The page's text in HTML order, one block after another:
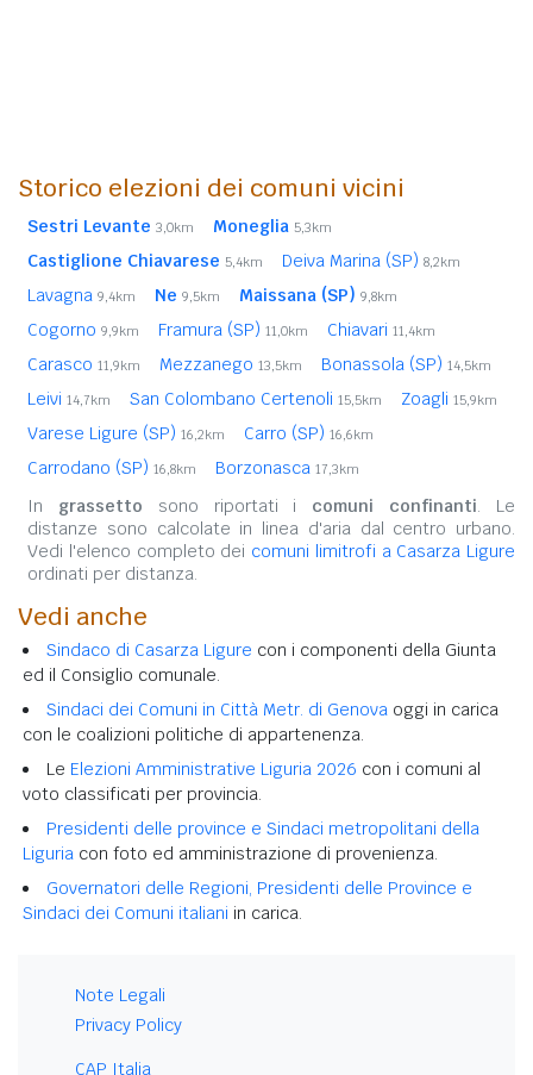
Storico elezioni dei comuni vicini
Sestri Levante 3,0km Moneglia 5,3km
Castiglione Chiavarese 5,4km Deiva Marina (SP) 8,2km
Lavagna 9,4km Ne 9,5km Maissana (SP) 9,8km
Cogorno 9,9km Framura (SP) 11,0km Chiavari 11,4km
Carasco 11,9km Mezzanego 13,5km Bonassola (SP) 14,5km
Leivi 14,7km San Colombano Certenoli 15,5km Zoagli 15,9km
Varese Ligure (SP) 16,2km Carro (SP) 16,6km
Carrodano (SP) 16,8km Borzonasca 17,3km
In grassetto sono riportati i comuni confinanti. Le
distanze sono calcolate in linea d'aria dal centro urbano.
Vedi l'elenco completo dei comuni limitrofi a Casarza Ligure
ordinati per distanza.
Vedi anche
Sindaco di Casarza Ligure con i componenti della Giunta
ed il Consiglio comunale.
Sindaci dei Comuni in Città Metr. di Genova oggi in carica
con le coalizioni politiche di appartenenza.
Le Elezioni Amministrative Liguria 2026 con i comuni al
voto classificati per provincia.
Presidenti delle province e Sindaci metropolitani della
Liguria con foto ed amministrazione di provenienza.
Governatori delle Regioni, Presidenti delle Province e
Sindaci dei Comuni italiani in carica.
Note Legali
Privacy Policy
CAP Italia